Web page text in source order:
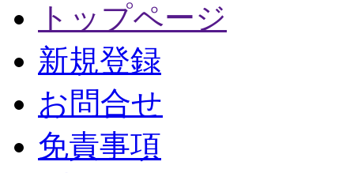
トップページ
新規登録
お問合せ
免責事項